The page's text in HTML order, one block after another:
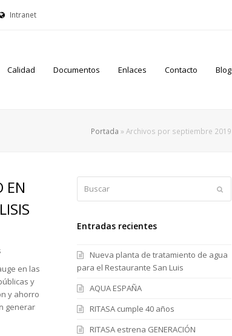
Intranet
Calidad Documentos Enlaces Contacto Blog
Portada » Archivos por septiembre 2019
EN
en las
y
y ahorro
generar
Entradas recientes
Nueva planta de tratamiento de agua
para el Restaurante San Luis
AQUA ESPAÑA
RITASA cumple 40 años
RITASA estrena GENERACIÓN